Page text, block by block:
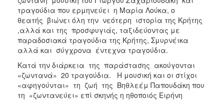
τραγούδια που ερμηνεύει η Μαρία Λούκα, ο
θεατής βιώνει όλη την νεότερη ιστορία της Κρήτης
,αλλά και της προσφυγιάς, ταξιδεύοντας με
παραδοσιακά τραγούδια της Κρήτης, Σμυρνέικα
αλλά και σύγχρονα έντεχνα τραγούδια.
Κατά την διάρκεια της παράστασης ακούγονται
«ζωντανά» 20 τραγούδια. Η μουσική και οι στίχοι
«αφηγούνται» τη ζωή της Βηθλεέμ Παπουδάκη που
τη «ζωντανεύει» επί σκηνής η ηθοποιός Ειρήνη